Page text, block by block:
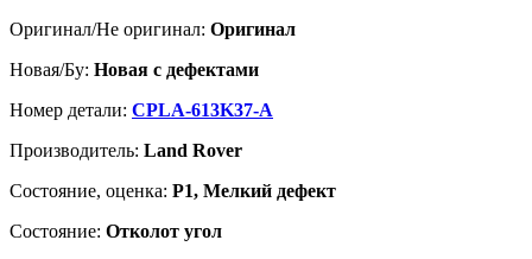
Оригинал/Не оригинал: Оригинал
Новая/Бу: Новая с дефектами
Номер детали: CPLA-613K37-A
Производитель: Land Rover
Cостояние, оценка: Р1, Мелкий дефект
Состояние: Отколот угол